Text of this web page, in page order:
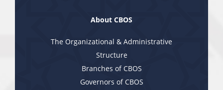
About CBOS
The Organizational & Administrative
Structure
Branches of CBOS
Governors of CBOS